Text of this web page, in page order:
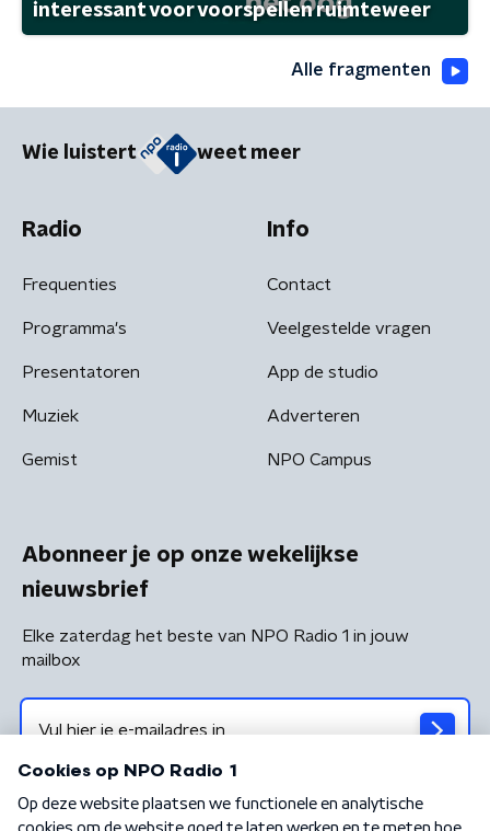
interessant voor voorspellen ruimteweer
Alle fragmenten
Wie luistert weet meer
Radio
Frequenties
Programma's
Presentatoren
Muziek
Gemist
Info
Contact
Veelgestelde vragen
App de studio
Adverteren
NPO Campus
Abonneer je op onze wekelijkse
nieuwsbrief
Elke zaterdag het beste van NPO Radio 1 in jouw
mailbox